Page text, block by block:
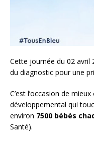
Cette journée du 02 avril
du diagnostic pour une
C’est l’occasion de
développemental qui
environ 7500 bébés
Santé).